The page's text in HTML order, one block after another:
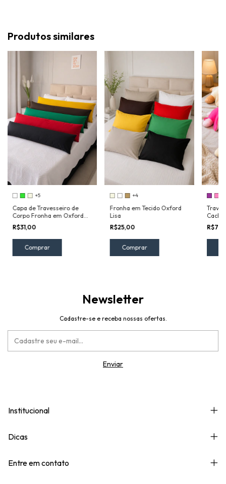
Produtos similares
+5
Capa de Travesseiro de
Corpo Fronha em Oxford
Lisa
R$31,00
Comprar
+4
Fronha em Tecido Oxford
Lisa
R$25,00
Comprar
Newsletter
Cadastre-se e receba nossas ofertas.
Institucional
Dicas
Entre em contato